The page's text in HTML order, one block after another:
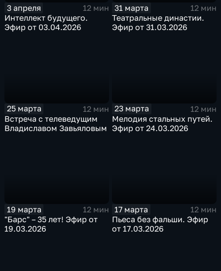
3 апреля
12 мин
Интеллект будущего.
Эфир от 03.04.2026
31 марта
12 мин
Театральные династии.
Эфир от 31.03.2026
25 марта
12 мин
Встреча с телеведущим
Владиславом Завьяловым
23 марта
12 мин
Мелодия стальных путей.
Эфир от 24.03.2026
19 марта
12 мин
"Барс" – 35 лет! Эфир от
19.03.2026
17 марта
12 мин
Пьеса без фальши. Эфир
от 17.03.2026